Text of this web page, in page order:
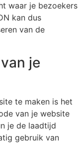
waar je bezoekers
kan dus
van de
je
te maken is het
van je website
je de laadtijd
gebruik van